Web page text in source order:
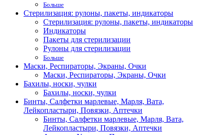
Больше
Стерилизация: рулоны, пакеты, индикаторы
Стерилизация: рулоны, пакеты, индикаторы
Индикаторы
Пакеты для стерилизации
Рулоны для стерилизации
Больше
Маски, Респираторы, Экраны, Очки
Маски, Респираторы, Экраны, Очки
Бахилы, носки, чулки
Бахилы, носки, чулки
Бинты, Салфетки марлевые, Марля, Вата,
Лейкопластыри, Повязки, Аптечки
Бинты, Салфетки марлевые, Марля, Вата,
Лейкопластыри, Повязки, Аптечки